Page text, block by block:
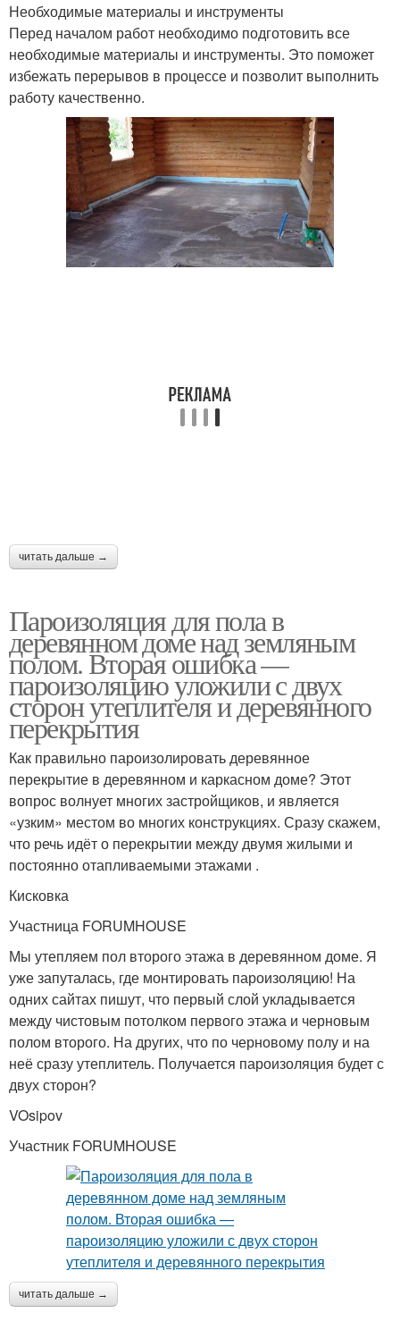
Необходимые материалы и инструменты
Перед началом работ необходимо подготовить все
необходимые материалы и инструменты. Это поможет
избежать перерывов в процессе и позволит выполнить
работу качественно.
читать дальше →
Пароизоляция для пола в
деревянном доме над земляным
полом. Вторая ошибка —
пароизоляцию уложили с двух
сторон утеплителя и деревянного
перекрытия
Как правильно пароизолировать деревянное
перекрытие в деревянном и каркасном доме? Этот
вопрос волнует многих застройщиков, и является
«узким» местом во многих конструкциях. Сразу скажем,
что речь идёт о перекрытии между двумя жилыми и
постоянно отапливаемыми этажами .
Кисковка
Участница FORUMHOUSE
Мы утепляем пол второго этажа в деревянном доме. Я
уже запуталась, где монтировать пароизоляцию! На
одних сайтах пишут, что первый слой укладывается
между чистовым потолком первого этажа и черновым
полом второго. На других, что по черновому полу и на
неё сразу утеплитель. Получается пароизоляция будет с
двух сторон?
VOsipov
Участник FORUMHOUSE
читать дальше →